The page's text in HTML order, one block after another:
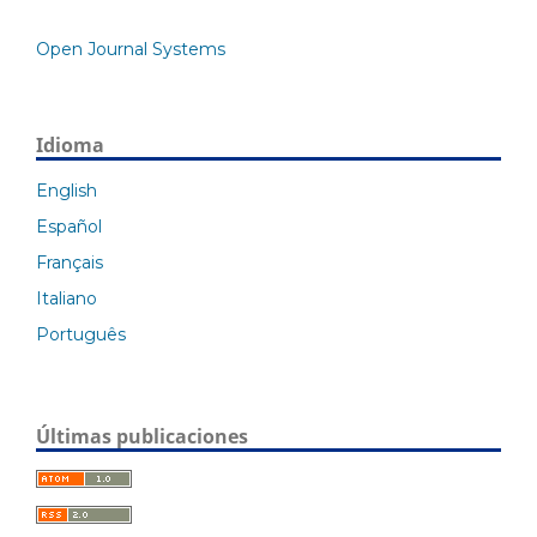
Open Journal Systems
Idioma
English
Español
Français
Italiano
Português
Últimas publicaciones